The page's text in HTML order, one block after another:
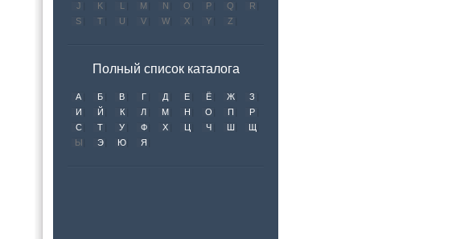
J
K L M N O P Q
R
S
T U V W X Y Z
Полный список каталога
А Б В Г Д Е Ё Ж
З
И
Й К Л М Н О П
Р
С
Т У Ф Х Ц Ч Ш
Щ
Ы
Э Ю Я